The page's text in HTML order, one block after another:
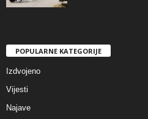
POPULARNE KATEGORIJE
Izdvojeno
Vijesti
Najave